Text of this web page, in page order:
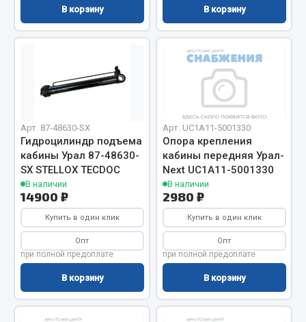
Автокаталоги
Аксессуары автомобильные
Аптечки и знаки автомобильные
Вентиляторы кабины
Вымпела
Показать ещё
Весь раздел
Смазочные материалы
Масла
Охладжающие жидкости
Весь раздел
В корзину В корзину
Арт. 87-48630-SX
Гидроцилиндр подъема
кабины Урал 87-48630-
SX STELLOX TECDOC
В наличии
14900 ₽
Купить в один клик
Опт
при полной предоплате
В корзину
Арт. UC1A11-5001330
Опора крепления
кабины передняя Урал-
Next UC1A11-5001330
В наличии
2980 ₽
Купить в один клик
Опт
при полной предоплате
В корзину